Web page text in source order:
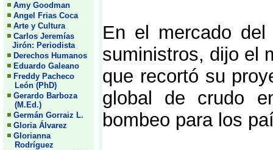
Amy Goodman
Angel Frias Coca
Arte y Cultura
Carlos Jeremías
Jirón: Periodista
Derechos Humanos
Eduardo Galeano
Freddy Pacheco
León (PhD)
Gerardo Barboza
(M.Ed.)
Germán Gorraiz L.
Gloria Álvarez
Glorianna
Rodríguez
En el mercado
suministros, dijo el
que recortó su
global de crudo
bombeo para los